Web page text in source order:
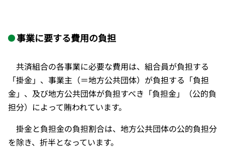
事業に要する費用の負担
共済組合の各事業に必要な費用は、組合員が負担する
「掛金」、事業主（＝地方公共団体）が負担する「負担
金」、及び地方公共団体が負担すべき「負担金」（公的負
担分）によって賄われています。
掛金と負担金の負担割合は、地方公共団体の公的負担分
を除き、折半となっています。